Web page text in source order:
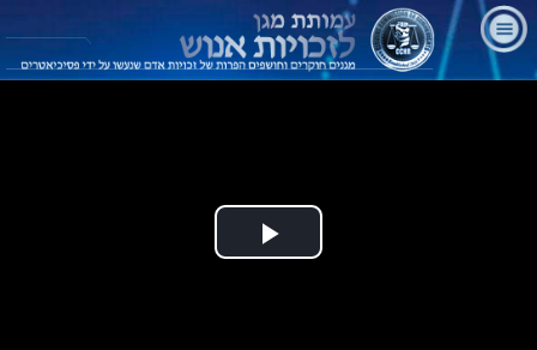
Play